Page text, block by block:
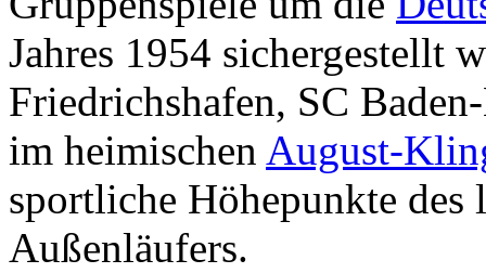
Jahres 1954 sichergestellt
Friedrichshafen, SC
im heimischen August-
sportliche Höhepunkte des
Außenläufers.